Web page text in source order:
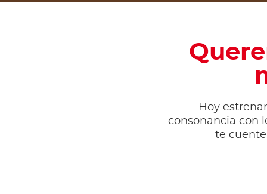
Hoy
consonancia con
te